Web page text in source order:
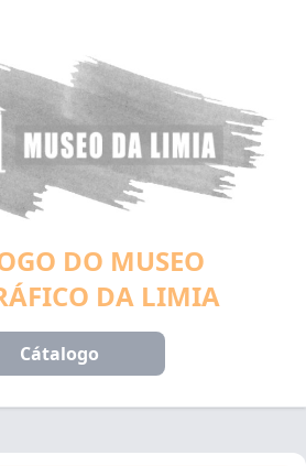
DO MUSEO
DA LIMIA
Cátalogo